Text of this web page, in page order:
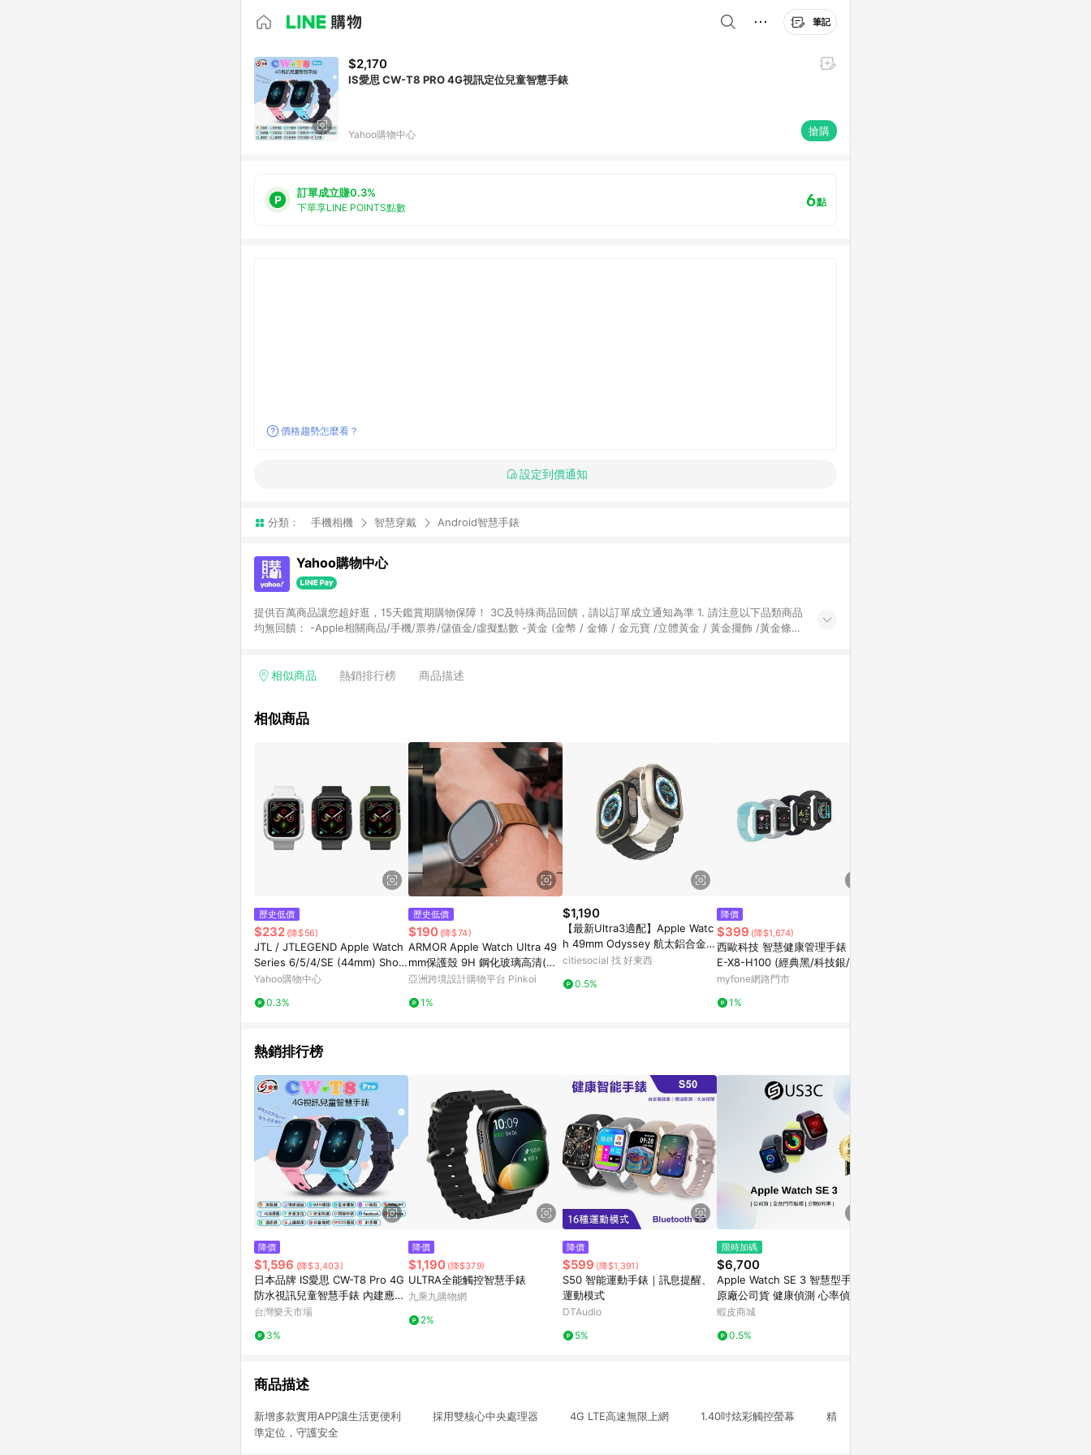
筆記
$2,170
IS愛思 CW-T8 PRO 4G視訊定位兒童智慧手錶
Yahoo購物中心 搶購
訂單成立賺0.3%
下單享LINE POINTS點數 6點
價格趨勢怎麼看？
設定到價通知
分類： 手機相機 智慧穿戴 Android智慧手錶
Yahoo購物中心
提供百萬商品讓您超好逛，15天鑑賞期購物保障！ 3C及特殊商品回饋，請以訂單成立通知為準 1. 請注意以下品類商品
均無回饋： -Apple相關商品/手機/票券/儲值金/虛擬點數 -黃金 (金幣 / 金條 / 金元寶 /立體黃金 / 黃金擺飾 /黃金條
Yahoo超贈點回饋者 - 購物中心商店之商品：商品賣場中有標示「商店」及顯示商店名稱者(指定活動店家除外) 3. 訂
相似商品 熱銷排行榜 商品描述
相似商品
歷史低價
$232 (降$56)
JTL / JTLEGEND Apple Watch
Series 6/5/4/SE (44mm) Shoc
kRim 防摔保護殼
Yahoo購物中心
0.3%
歷史低價
$190 (降$74)
ARMOR Apple Watch Ultra 49
mm保護殼 9H 鋼化玻璃高清(瑕
疵出清)
亞洲跨境設計購物平台 Pinkoi
1%
$1,190
【最新Ultra3適配】Apple Watc
h 49mm Odyssey 航太鋁合金手
錶保護殼 午夜黑-橘色按鍵
citiesocial 找 好東西
0.5%
降價
$399 (降$1,674)
西歐科技 智慧健康管理手錶 CM
E-X8-H100 (經典黑/科技銀/寶
石藍)寶石藍
myfone網路門市
1%
熱銷排行榜
降價
$1,596 (降$3,403)
日本品牌 IS愛思 CW-T8 Pro 4G
防水視訊兒童智慧手錶 內建應用
商城 IP67防水 台灣繁體中文版
台灣樂天市場
3%
降價
$1,190 (降$379)
ULTRA全能觸控智慧手錶
九乘九購物網
2%
降價
$599 (降$1,391)
S50 智能運動手錶｜訊息提醒、
運動模式
DTAudio
5%
限時加碼
$6,700
Apple Watch SE 3 智慧型手錶
原廠公司貨 健康偵測 心率偵測
運動手錶 蘋果手錶 二手品 US3C
蝦皮商城
0.5%
商品描述
新增多款實用APP讓生活更便利 採用雙核心中央處理器 4G LTE高速無限上網 1.40吋炫彩觸控螢幕 精
準定位，守護安全